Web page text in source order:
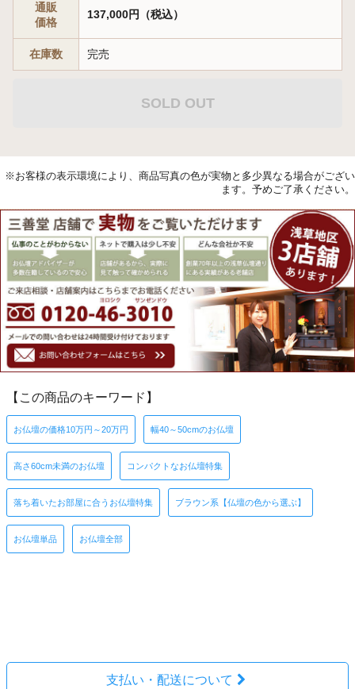
通販
価格
137,000円（税込）
在庫数 完売
SOLD OUT
※お客様の表示環境により、商品写真の色が実物と多少異なる場合がござい
ます。予めご了承ください。
【この商品のキーワード】
お仏壇の価格10万円～20万円 幅40～50cmのお仏壇
高さ60cm未満のお仏壇 コンパクトなお仏壇特集
落ち着いたお部屋に合うお仏壇特集 ブラウン系【仏壇の色から選ぶ】
お仏壇単品 お仏壇全部
支払い・配送について